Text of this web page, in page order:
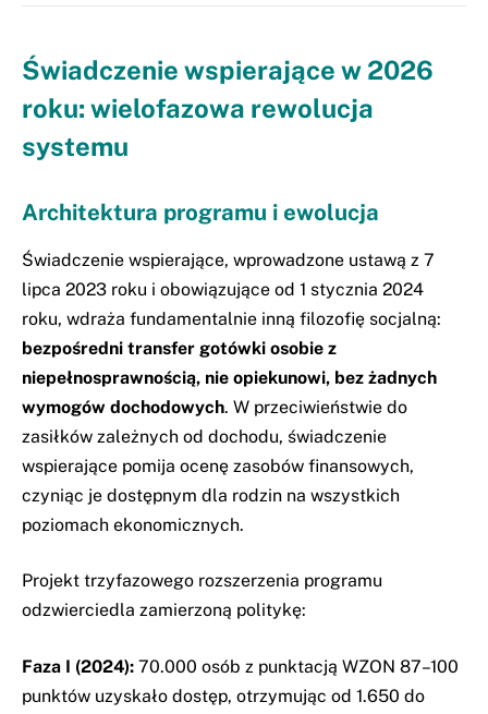
Świadczenie wspierające w 2026
roku: wielofazowa rewolucja
systemu
Architektura programu i ewolucja
Świadczenie wspierające, wprowadzone ustawą z 7
lipca 2023 roku i obowiązujące od 1 stycznia 2024
roku, wdraża fundamentalnie inną filozofię socjalną:
bezpośredni transfer gotówki osobie z
niepełnosprawnością, nie opiekunowi, bez żadnych
wymogów dochodowych. W przeciwieństwie do
zasiłków zależnych od dochodu, świadczenie
wspierające pomija ocenę zasobów finansowych,
czyniąc je dostępnym dla rodzin na wszystkich
poziomach ekonomicznych.
Projekt trzyfazowego rozszerzenia programu
odzwierciedla zamierzoną politykę:
Faza I (2024): 70.000 osób z punktacją WZON 87–100
punktów uzyskało dostęp, otrzymując od 1.650 do